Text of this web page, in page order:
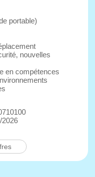
portable)
nouvelles
en compétences
2026